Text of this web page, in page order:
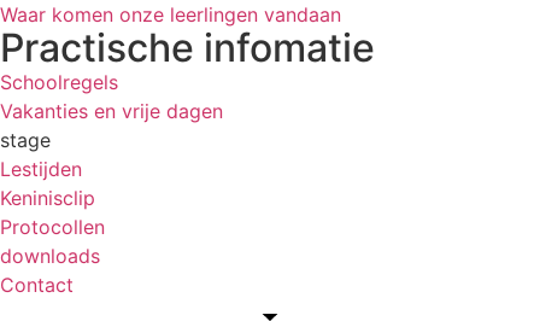
Waar komen onze leerlingen vandaan
Practische infomatie
Schoolregels
Vakanties en vrije dagen
stage
Lestijden
Keninisclip
Protocollen
downloads
Contact